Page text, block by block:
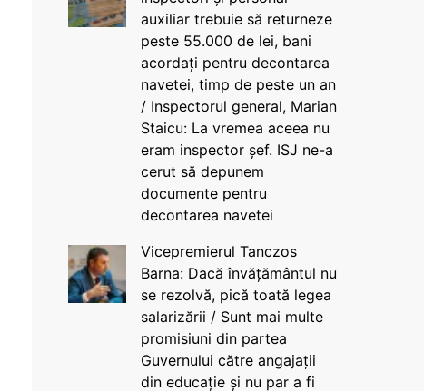
auxiliar trebuie să returneze
peste 55.000 de lei, bani
acordați pentru decontarea
navetei, timp de peste un an
/ Inspectorul general, Marian
Staicu: La vremea aceea nu
eram inspector șef. ISJ ne-a
cerut să depunem
documente pentru
decontarea navetei
Vicepremierul Tanczos
Barna: Dacă învățământul nu
se rezolvă, pică toată legea
salarizării / Sunt mai multe
promisiuni din partea
Guvernului către angajații
din educație și nu par a fi